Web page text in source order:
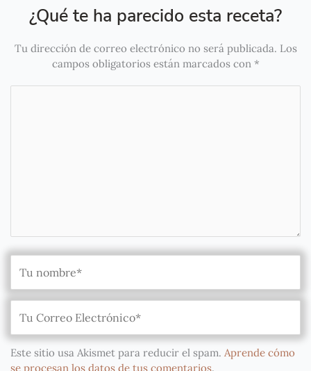
¿Qué te ha parecido esta receta?
Tu dirección de correo electrónico no será publicada. Los
campos obligatorios están marcados con *
Este sitio usa Akismet para reducir el spam. Aprende cómo
se procesan los datos de tus comentarios.